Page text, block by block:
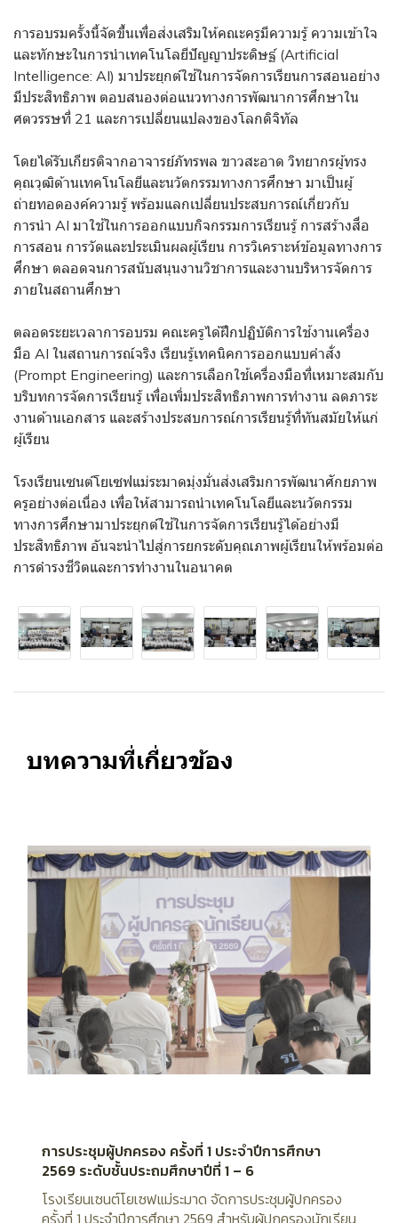
การอบรมครั้งนี้จัดขึ้นเพื่อส่งเสริมให้คณะครูมีความรู้ ความเข้าใจ
และทักษะในการนำเทคโนโลยีปัญญาประดิษฐ์ (Artificial
Intelligence: AI) มาประยุกต์ใช้ในการจัดการเรียนการสอนอย่าง
มีประสิทธิภาพ ตอบสนองต่อแนวทางการพัฒนาการศึกษาใน
ศตวรรษที่ 21 และการเปลี่ยนแปลงของโลกดิจิทัล
โดยได้รับเกียรติจากอาจารย์ภัทรพล ขาวสะอาด วิทยากรผู้ทรง
คุณวุฒิด้านเทคโนโลยีและนวัตกรรมทางการศึกษา มาเป็นผู้
ถ่ายทอดองค์ความรู้ พร้อมแลกเปลี่ยนประสบการณ์เกี่ยวกับ
การนำ AI มาใช้ในการออกแบบกิจกรรมการเรียนรู้ การสร้างสื่อ
การสอน การวัดและประเมินผลผู้เรียน การวิเคราะห์ข้อมูลทางการ
ศึกษา ตลอดจนการสนับสนุนงานวิชาการและงานบริหารจัดการ
ภายในสถานศึกษา
ตลอดระยะเวลาการอบรม คณะครูได้ฝึกปฏิบัติการใช้งานเครื่อง
มือ AI ในสถานการณ์จริง เรียนรู้เทคนิคการออกแบบคำสั่ง
(Prompt Engineering) และการเลือกใช้เครื่องมือที่เหมาะสมกับ
บริบทการจัดการเรียนรู้ เพื่อเพิ่มประสิทธิภาพการทำงาน ลดภาระ
งานด้านเอกสาร และสร้างประสบการณ์การเรียนรู้ที่ทันสมัยให้แก่
ผู้เรียน
โรงเรียนเซนต์โยเซฟแม่ระมาดมุ่งมั่นส่งเสริมการพัฒนาศักยภาพ
ครูอย่างต่อเนื่อง เพื่อให้สามารถนำเทคโนโลยีและนวัตกรรม
ทางการศึกษามาประยุกต์ใช้ในการจัดการเรียนรู้ได้อย่างมี
ประสิทธิภาพ อันจะนำไปสู่การยกระดับคุณภาพผู้เรียนให้พร้อมต่อ
การดำรงชีวิตและการทำงานในอนาคต
บทความที่เกี่ยวข้อง
การประชุมผู้ปกครอง ครั้งที่ 1 ประจำปีการศึกษา
2569 ระดับชั้นประถมศึกษาปีที่ 1 – 6
โรงเรียนเซนต์โยเซฟแม่ระมาด จัดการประชุมผู้ปกครอง
ครั้งที่ 1 ประจำปีการศึกษา 2569 สำหรับผู้ปกครองนักเรียน